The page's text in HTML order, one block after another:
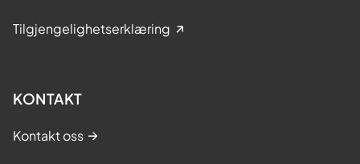
Tilgjengelighetserklæring
KONTAKT
Kontakt oss